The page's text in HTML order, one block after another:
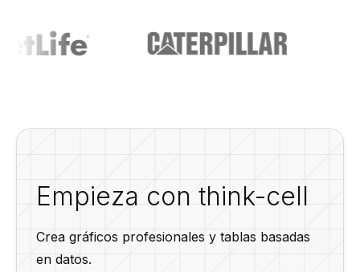
Empieza con think-cell
Crea gráficos profesionales y tablas basadas
en datos.